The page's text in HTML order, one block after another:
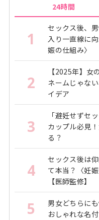
24時間
1
セックス後、
入り一直線に
娠の仕組み〉
2
【2025年】女
ネームじゃな
イデア
3
「避妊せずセ
カップル必見
る？
4
セックス後は
て本当？〈妊
【医師監修】
5
男女どちらに
おしゃれな名